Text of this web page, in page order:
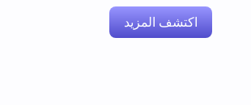
اكتشف المزيد